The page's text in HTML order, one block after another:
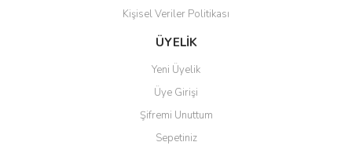
Gönder
Kişisel Veriler Politikası
ÜYELİK
Yeni Üyelik
Üye Girişi
Şifremi Unuttum
Sepetiniz